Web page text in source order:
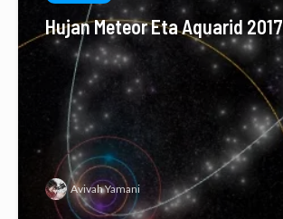
Hujan Meteor Eta Aquarid 2017
Avivah Yamani